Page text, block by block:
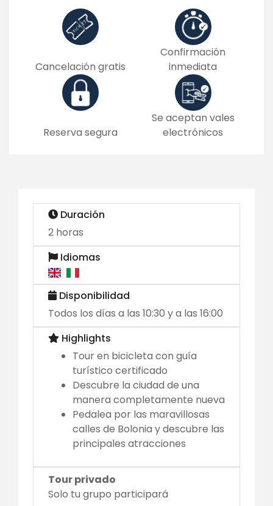
Cancelación gratis
Confirmación
inmediata
Reserva segura
Se aceptan vales
electrónicos
Duración
2 horas
Idiomas
Disponibilidad
Todos los días a las 10:30 y a las 16:00
Highlights
Tour en bicicleta con guía
turístico certificado
Descubre la ciudad de una
manera completamente nueva
Pedalea por las maravillosas
calles de Bolonia y descubre las
principales atracciones
Tour privado
Solo tu grupo participará